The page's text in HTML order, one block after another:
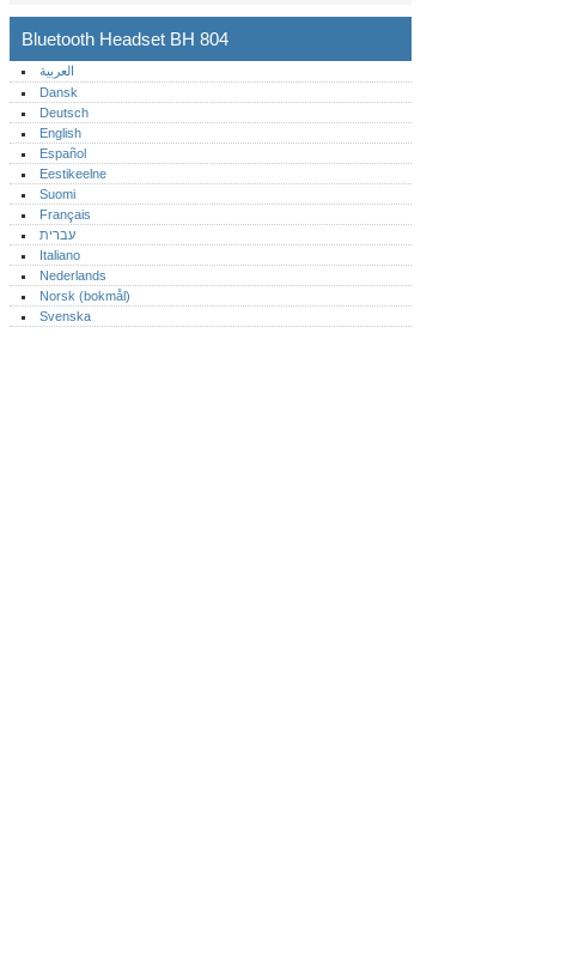
Bluetooth Headset BH 804
العربية
Dansk
Deutsch
English
Español
Eestikeelne
Suomi
Français
עברית
Italiano
Nederlands
Norsk (bokmål)‎
Svenska